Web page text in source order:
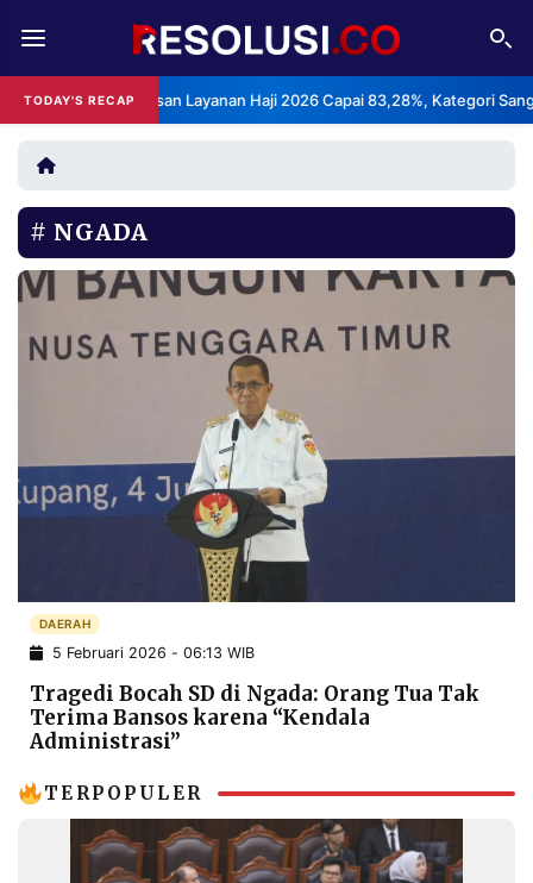
TODAY'S RECAP
Kepuasan Layanan Haji 2026 Capai 83,28%, Kategori Sangat
REDAKSI TENTANG
RESOLUSI IKLAN
RUBRIKASI
EDITORIAL AKSARA
DAERAH NASIONAL
INFORMASI
BERITA
WARGA
INFORMASI
IKLAN
KIRIM
PENGADUAN TERM
SERVICE
IKUTI
NGADA
DAERAH
5 Februari 2026 - 06:13 WIB
Tragedi Bocah SD di Ngada: Orang Tua Tak
Terima Bansos karena “Kendala
Administrasi”
TERPOPULER